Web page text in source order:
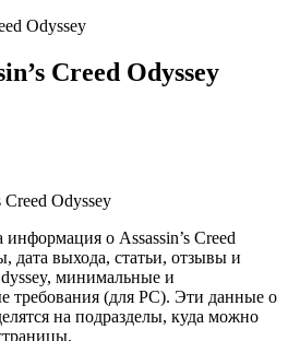
Odyssey
Creed Odyssey
Creed Odyssey
о Assassin’s Creed
дата выхода, статьи, отзывы и
минимальные и
требования (для PC). Эти данные о
на подразделы, куда можно